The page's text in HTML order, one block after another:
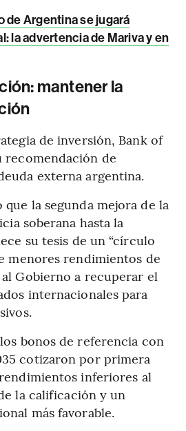
de Argentina se jugará
la advertencia de Mariva y en
mantener la
de inversión, Bank of
recomendación de
externa argentina.
la segunda mejora de la
soberana hasta la
su tesis de un “círculo
menores rendimientos de
Gobierno a recuperar el
internacionales para
bonos de referencia con
cotizaron por primera
inferiores al
la calificación y un
más favorable.